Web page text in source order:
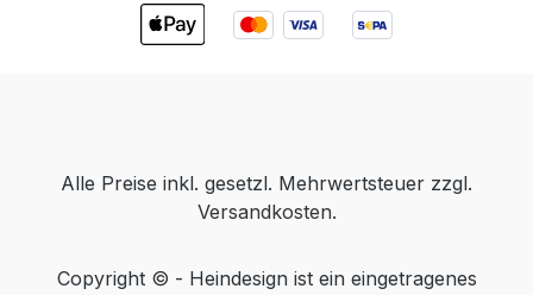
Alle Preise inkl. gesetzl. Mehrwertsteuer zzgl.
Versandkosten.
Copyright © - Heindesign ist ein eingetragenes